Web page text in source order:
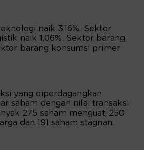
naik 3,16%. Sektor
naik 1,06%. Sektor barang
barang konsumsi primer
yang diperdagangkan
saham dengan nilai transaksi
275 saham menguat, 250
dan 191 saham stagnan.